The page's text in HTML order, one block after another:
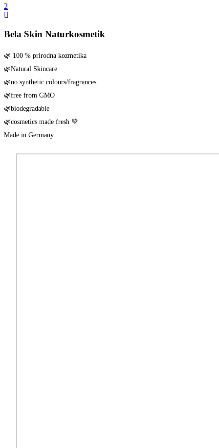
Bela Skin Naturkosmetik
🌿 100 % pri­rod­na kozmetika
🌿Natu­ral Skincare
🌿no syn­the­tic colours/​fragrances
🌿free from GMO
🌿biode­gra­da­ble
🌿cos­me­tics made fresh 💚
Made in Germany